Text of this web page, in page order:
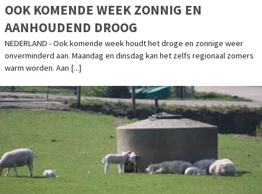
OOK KOMENDE WEEK ZONNIG EN
AANHOUDEND DROOG
NEDERLAND - Ook komende week houdt het droge en zonnige weer
onverminderd aan. Maandag en dinsdag kan het zelfs regionaal zomers
warm worden. Aan [...]